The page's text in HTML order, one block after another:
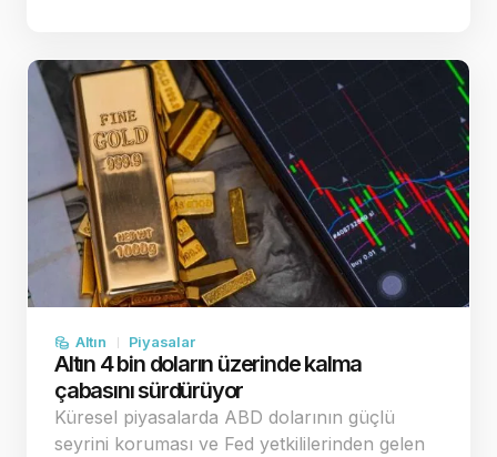
öngörülerinde …
Altın Piyasalar
Altın 4 bin doların üzerinde kalma
çabasını sürdürüyor
Küresel piyasalarda ABD dolarının güçlü
seyrini koruması ve Fed yetkililerinden gelen